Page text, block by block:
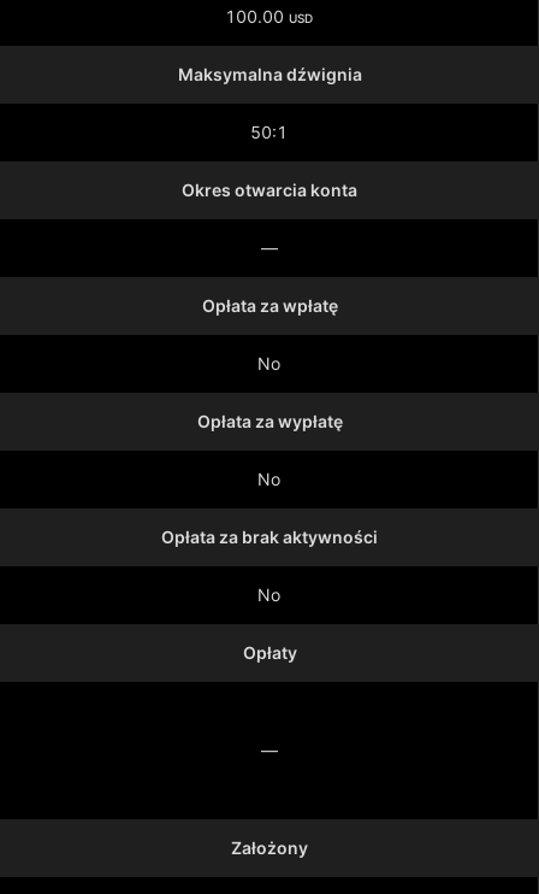
100.00 USD
Maksymalna dźwignia
50:1
Okres otwarcia konta
—
Opłata za wpłatę
No
Opłata za wypłatę
No
Opłata za brak aktywności
No
Opłaty
—
Założony